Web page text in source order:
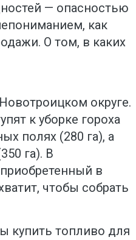
— опасностью
как
О том, в каких
округе.
к уборке гороха
полях (280 га), а
га). В
в
чтобы собрать
купить топливо для